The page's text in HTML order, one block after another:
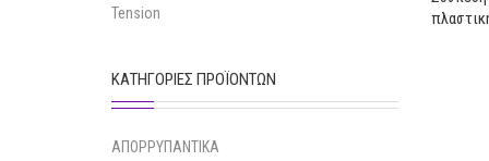
Tension
ΚΑΤΗΓΟΡΊΕΣ ΠΡΟΪΌΝΤΩΝ
ΑΠΟΡΡΥΠΑΝΤΙΚΑ